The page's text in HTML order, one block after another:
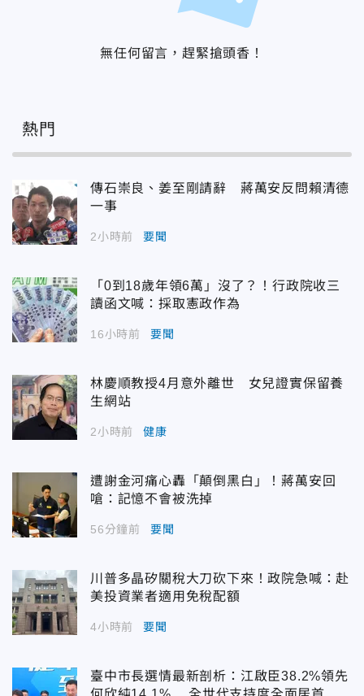
無任何留言，趕緊搶頭香！
熱門
傳石崇良、姜至剛請辭 蔣萬安反問賴清德
一事
2小時前 要聞
「0到18歲年領6萬」沒了？！行政院收三
讀函文喊：採取憲政作為
16小時前 要聞
林慶順教授4月意外離世 女兒證實保留養
生網站
2小時前 健康
遭謝金河痛心轟「顛倒黑白」！蔣萬安回
嗆：記憶不會被洗掉
56分鐘前 要聞
川普多晶矽關稅大刀砍下來！政院急喊：赴
美投資業者適用免稅配額
4小時前 要聞
臺中市長選情最新剖析：江啟臣38.2%領先